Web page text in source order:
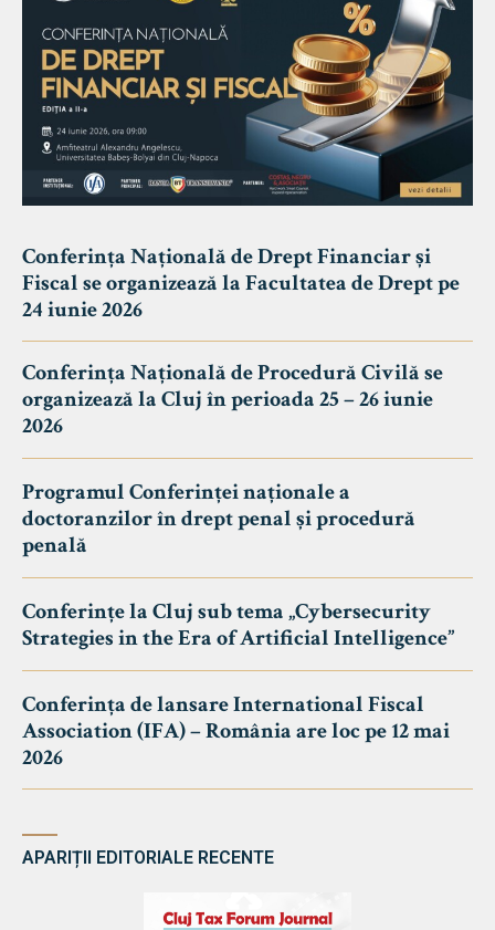
Conferința Națională de Drept Financiar și
Fiscal se organizează la Facultatea de Drept pe
24 iunie 2026
Conferința Națională de Procedură Civilă se
organizează la Cluj în perioada 25 – 26 iunie
2026
Programul Conferinței naționale a
doctoranzilor în drept penal și procedură
penală
Conferințe la Cluj sub tema „Cybersecurity
Strategies in the Era of Artificial Intelligence”
Conferința de lansare International Fiscal
Association (IFA) – România are loc pe 12 mai
2026
APARIȚII EDITORIALE RECENTE